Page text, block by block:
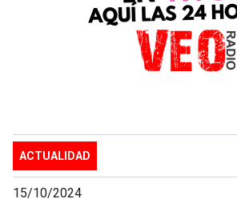
ACTUALIDAD
15/10/2024